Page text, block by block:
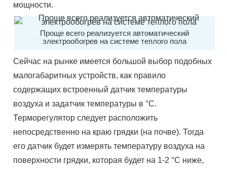
мощности.
Проще всего реализуется автоматический
электрообогрев на системе теплого пола
Сейчас на рынке имеется большой выбор подобных
малогабаритных устройств, как правило
содержащих встроенный датчик температуры
воздуха и задатчик температуры в °С.
Терморегулятор следует расположить
непосредственно на краю грядки (на почве). Тогда
его датчик будет измерять температуру воздуха на
поверхности грядки, которая будет на 1-2 °С ниже,